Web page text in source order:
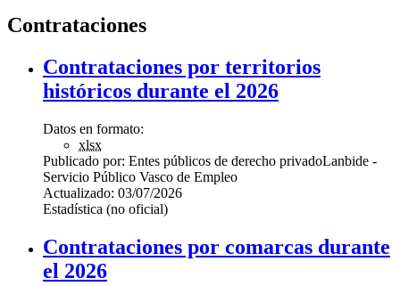
Contrataciones
Contrataciones por territorios
históricos durante el 2026
Datos en formato:
xlsx
Publicado por: Entes públicos de derecho privadoLanbide -
Servicio Público Vasco de Empleo
Actualizado: 03/07/2026
Estadística (no oficial)
Contrataciones por comarcas durante
el 2026